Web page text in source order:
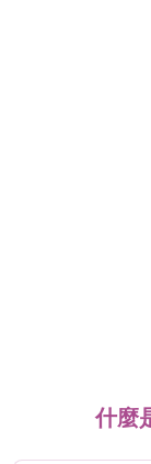
什麼